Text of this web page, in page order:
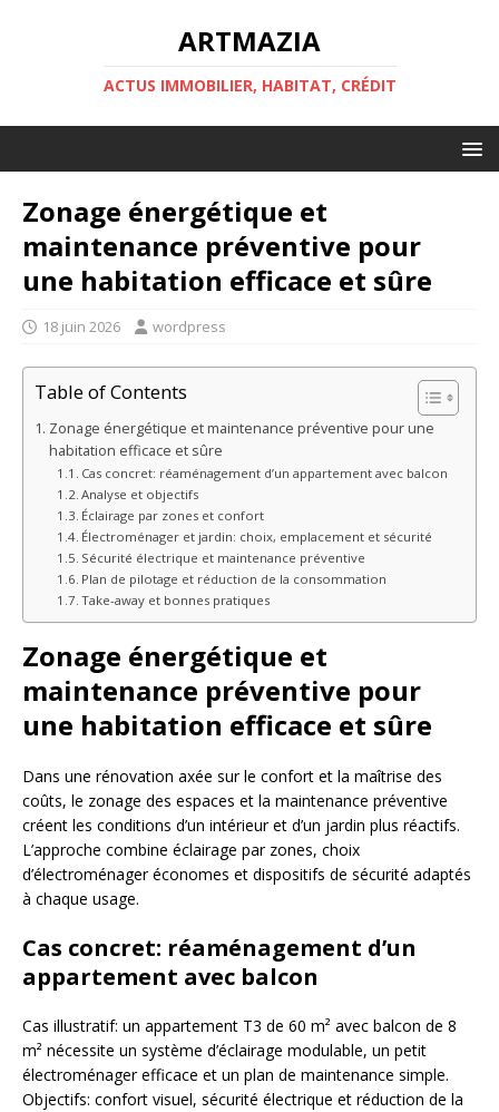
ARTMAZIA
ACTUS IMMOBILIER, HABITAT, CRÉDIT
Zonage énergétique et
maintenance préventive pour
une habitation efficace et sûre
18 juin 2026 wordpress
Table of Contents
Zonage énergétique et maintenance préventive pour une
habitation efficace et sûre
Cas concret: réaménagement d’un appartement avec balcon
Analyse et objectifs
Éclairage par zones et confort
Électroménager et jardin: choix, emplacement et sécurité
Sécurité électrique et maintenance préventive
Plan de pilotage et réduction de la consommation
Take-away et bonnes pratiques
Zonage énergétique et
maintenance préventive pour
une habitation efficace et sûre
Dans une rénovation axée sur le confort et la maîtrise des
coûts, le zonage des espaces et la maintenance préventive
créent les conditions d’un intérieur et d’un jardin plus réactifs.
L’approche combine éclairage par zones, choix
d’électroménager économes et dispositifs de sécurité adaptés
à chaque usage.
Cas concret: réaménagement d’un
appartement avec balcon
Cas illustratif: un appartement T3 de 60 m² avec balcon de 8
m² nécessite un système d’éclairage modulable, un petit
électroménager efficace et un plan de maintenance simple.
Objectifs: confort visuel, sécurité électrique et réduction de la